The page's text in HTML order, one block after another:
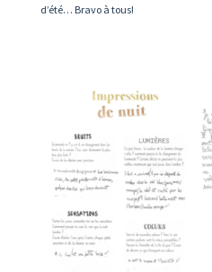
d’été… Bravo à tous!